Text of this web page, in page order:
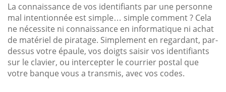
La connaissance de vos identifiants par une personne
mal intentionnée est simple… simple comment ? Cela
ne nécessite ni connaissance en informatique ni achat
de matériel de piratage. Simplement en regardant, par-
dessus votre épaule, vos doigts saisir vos identifiants
sur le clavier, ou intercepter le courrier postal que
votre banque vous a transmis, avec vos codes.